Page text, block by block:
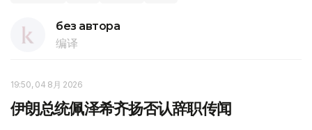
без автора
编译
19:50, 04 8月 2026
伊朗总统佩泽希齐扬否认辞职传闻